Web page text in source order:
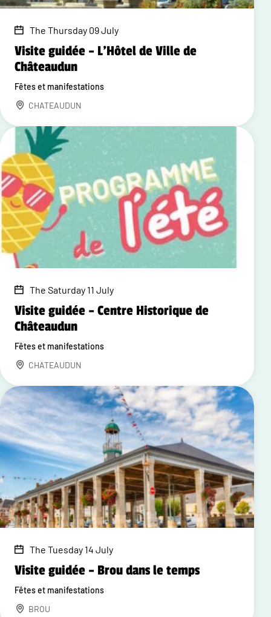
The Thursday 09 July
Visite guidée – L'Hôtel de Ville de
Châteaudun
Fêtes et manifestations
CHATEAUDUN
The Saturday 11 July
Visite guidée – Centre Historique de
Châteaudun
Fêtes et manifestations
CHATEAUDUN
The Tuesday 14 July
Visite guidée – Brou dans le temps
Fêtes et manifestations
BROU